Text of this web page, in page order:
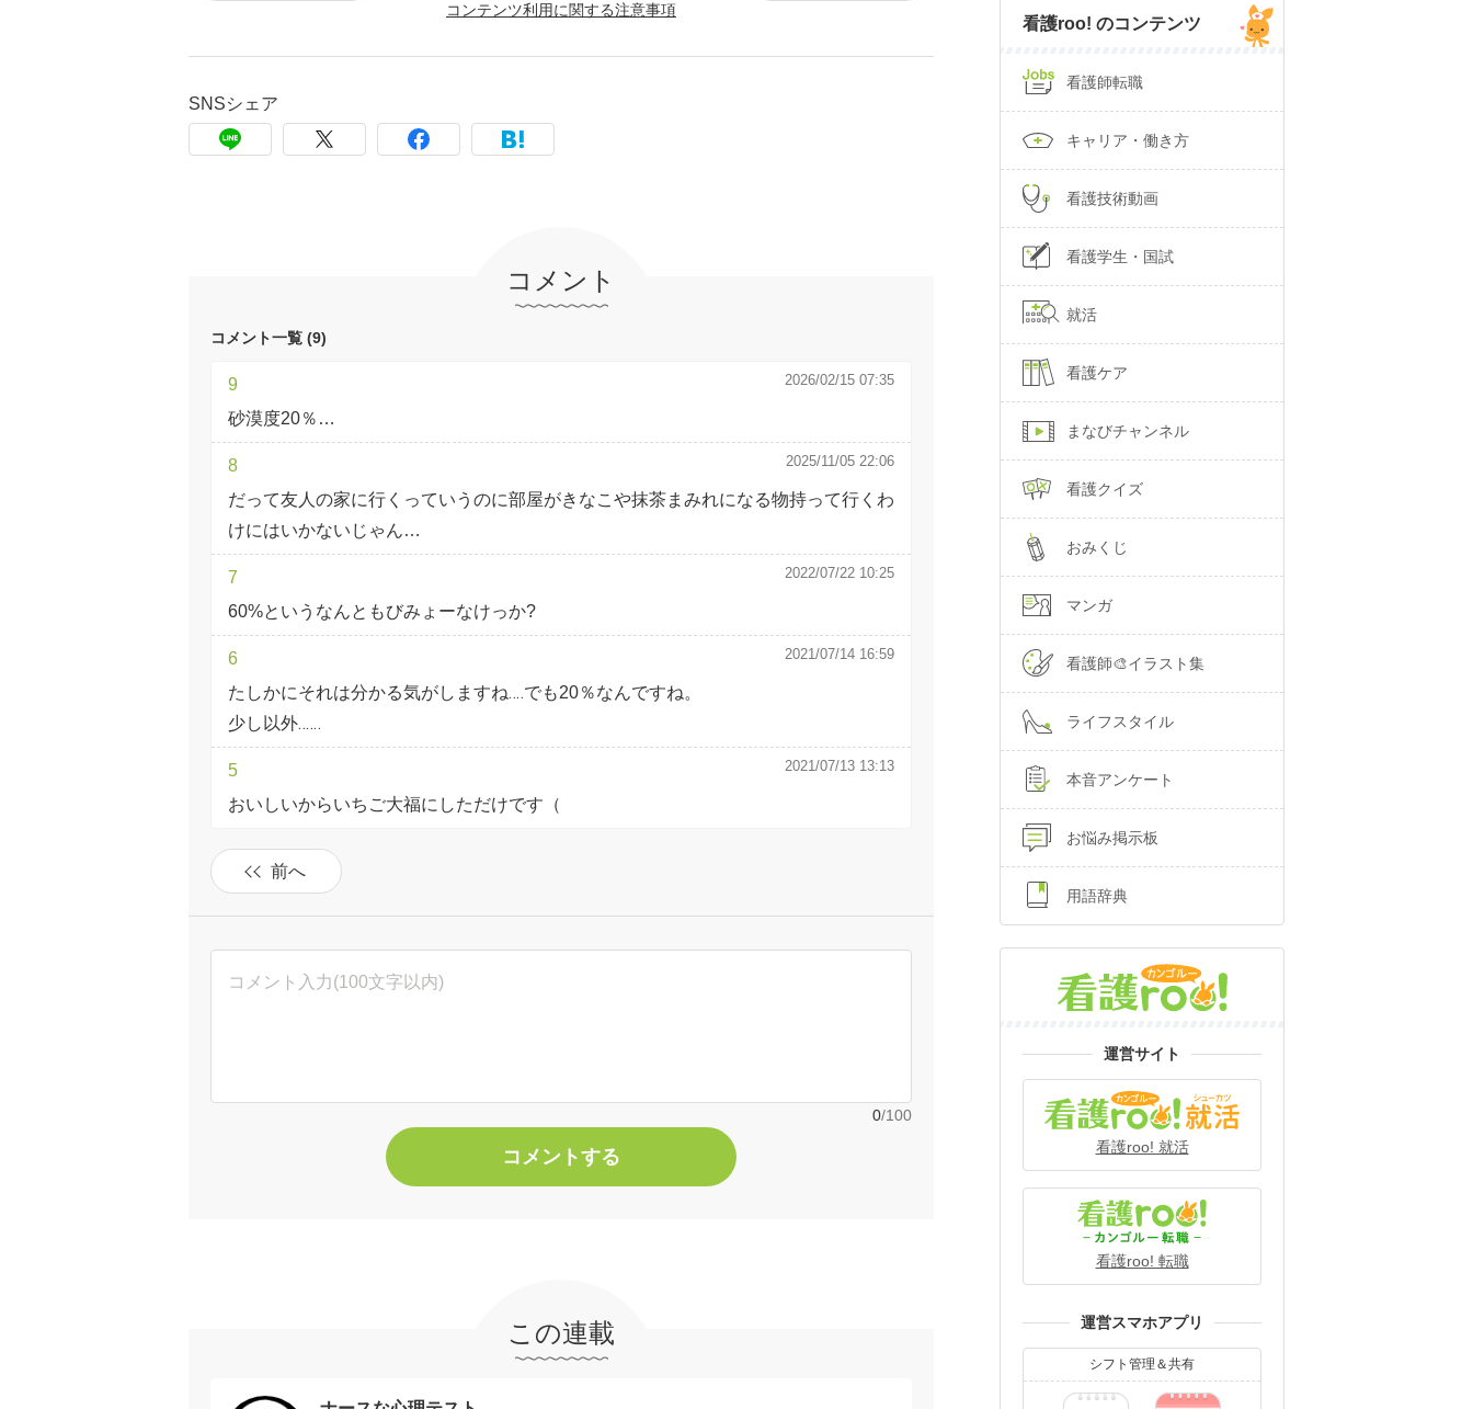
コンテンツ利用に関する注意事項
SNSシェア
コメント
コメント一覧 (9)
9 2026/02/15 07:35
砂漠度20％…
8 2025/11/05 22:06
だって友人の家に行くっていうのに部屋がきなこや抹茶まみれになる物持って行くわ
けにはいかないじゃん…
7 2022/07/22 10:25
60%というなんともびみょーなけっか?
6 2021/07/14 16:59
たしかにそれは分かる気がしますね‥‥でも20％なんですね。
少し以外‥‥‥
5 2021/07/13 13:13
おいしいからいちご大福にしただけです（
前へ
0/100
コメントする
この連載
看護roo! のコンテンツ
看護師転職
キャリア・働き方
看護技術動画
看護学生・国試
就活
看護ケア
まなびチャンネル
看護クイズ
おみくじ
マンガ
看護師🎨イラスト集
ライフスタイル
本音アンケート
お悩み掲示板
用語辞典
運営サイト
看護roo! 就活
看護roo! 転職
運営スマホアプリ
シフト管理＆共有